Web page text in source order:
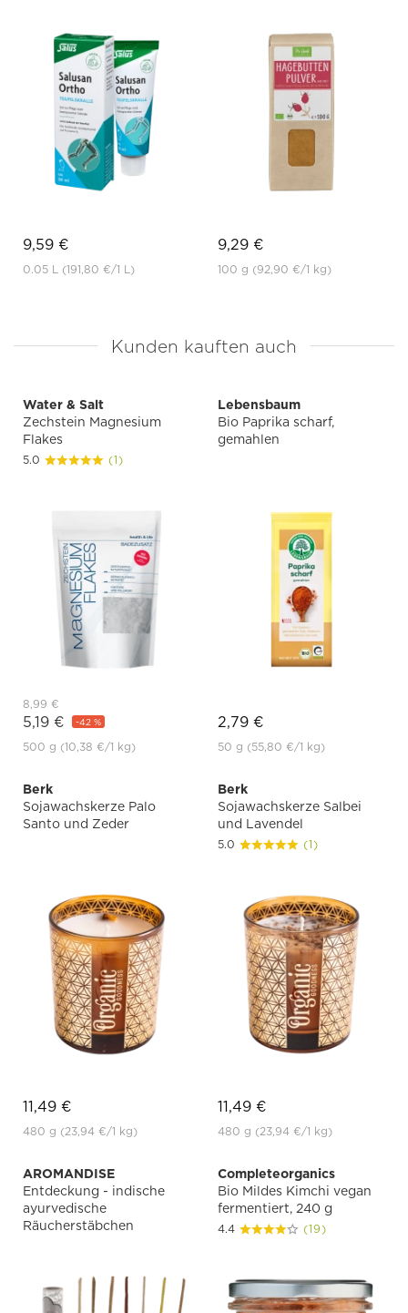
9,59 €
0.05 L (191,80 €/1 L)
9,29 €
100 g (92,90 €/1 kg)
Kunden kauften auch
Water & Salt
Zechstein Magnesium
Flakes
5.0 (1)
8,99 €
5,19 € -42 %
500 g (10,38 €/1 kg)
Lebensbaum
Bio Paprika scharf,
gemahlen
2,79 €
50 g (55,80 €/1 kg)
Berk
Sojawachskerze Palo
Santo und Zeder
11,49 €
480 g (23,94 €/1 kg)
Berk
Sojawachskerze Salbei
und Lavendel
5.0 (1)
11,49 €
480 g (23,94 €/1 kg)
AROMANDISE
Entdeckung - indische
ayurvedische
Räucherstäbchen
Completeorganics
Bio Mildes Kimchi vegan
fermentiert, 240 g
4.4 (19)